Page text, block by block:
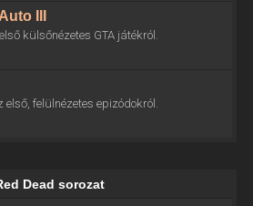
III
külsőnézetes GTA játékról.
első, felülnézetes epizódokról.
Dead sorozat